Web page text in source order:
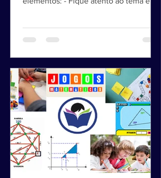
preste atenção em todos esses
estilo de redação proposto, que...